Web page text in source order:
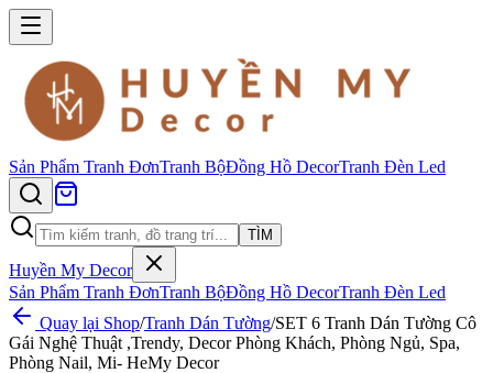
Sản Phẩm Tranh ĐơnTranh BộĐồng Hồ DecorTranh Đèn Led
TÌM
Huyền My Decor
Sản Phẩm Tranh ĐơnTranh BộĐồng Hồ DecorTranh Đèn Led
Quay lại Shop/Tranh Dán Tường/SET 6 Tranh Dán Tường Cô
Gái Nghệ Thuật ,Trendy, Decor Phòng Khách, Phòng Ngủ, Spa,
Phòng Nail, Mi- HeMy Decor